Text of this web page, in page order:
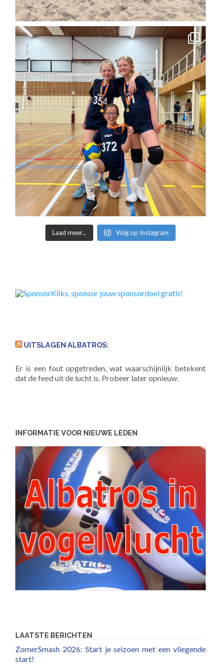
Laad meer... Volg op Instagram
UITSLAGEN ALBATROS:
Er is een fout opgetreden, wat waarschijnlijk betekent
dat de feed uit de lucht is. Probeer later opnieuw.
INFORMATIE VOOR NIEUWE LEDEN
LAATSTE BERICHTEN
ZomerSmash 2026: Start je seizoen met een vliegende
start!